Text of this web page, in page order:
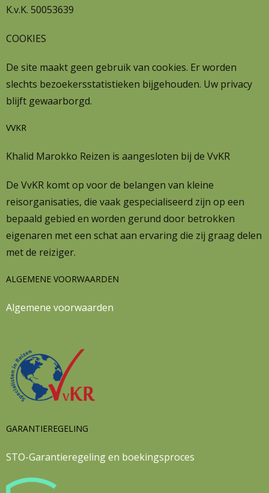
K.v.K. 50053639
COOKIES
De site maakt geen gebruik van cookies. Er worden
slechts bezoekersstatistieken bijgehouden. Uw privacy
blijft gewaarborgd.
VVKR
Khalid Marokko Reizen is aangesloten bij de VvKR
De VvKR komt op voor de belangen van kleine
reisorganisaties, die vaak gespecialiseerd zijn op een
bepaald gebied en worden gerund door betrokken
eigenaren met een schat aan ervaring die zij graag delen
met de reiziger.
ALGEMENE VOORWAARDEN
Algemene voorwaarden
GARANTIEREGELING
STO-Garantieregeling en boekingsproces